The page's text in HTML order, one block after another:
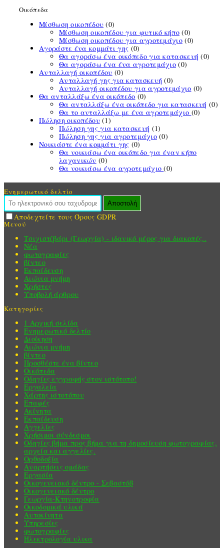
Οικόπεδα
Μίσθωση οικοπέδου (0)
Μίσθωση οικοπέδου για φυτικό κήπο (0)
Μίσθωση οικοπέδου για αγροτεμάχιο (0)
Αγοράστε ένα κομμάτι γης (0)
Θα αγοράσω ένα οικόπεδο για κατασκευή (0)
Θα αγοράσω ένα ένα αγροτεμάχιο (0)
Ανταλλαγή οικοπέδου (0)
Ανταλλαγή γης για κατασκευή (0)
Ανταλλαγή οικοπέδου για αγροτεμάχιο (0)
Θα ανταλλάξω ένα οικόπεδο (0)
Θα ανταλλάξω ένα οικόπεδο για κατασκευή (0)
Θα το ανταλλάξω με ένα αγροτεμάχιο (0)
Πώληση οικοπέδου (1)
Πώληση γης για κατασκευή (1)
Πώληση γης για αγροτεμάχιο (0)
Νοικιάστε ένα κομμάτι γης (0)
Θα νοικιάσω ένα οικόπεδο για έναν κήπο
λαχανικών (0)
Θα νοικιάσω ένα αγροτεμάχιο(0)
Ενημερωτικό δελτίο
Αποστολή
Αποδεχτείτε τους Όρους GDPR
Μενού
Τσιχιστζβάρι (Γεωργία) - ιδανικό μέρος για διακοπές..
Νέα
φωτογραφίες
βίντεο
Εκπαίδευση
Αιώνια μνήμη
Χρήστες
Υποβολή άρθρου
Κατηγορίες
1 Αρχική σελίδα
Ενημερωτικό δελτίο
Διοίκηση
Αιώνια μνήμη
βίντεο
Προσθέστε ένα βίντεο
Οικόπεδα
Οδηγίες εγγραφής στον ιστότοπο!
Εργαλεία
Χάρτης ιστοτόπου
Επαφές
Ακίνητα
Εκπαίδευση
Αγγελίες
Χρήσιμοι σύνδεσμοι
Οδηγίες βήμα προς βήμα για τη δημοσίευση φωτογραφίας,
αρχεία και αγγελίες.
Ορθοδοξία
Αναρτήσεις ομάδας
Εργασία
Οικογενειακό δέντρο - Σεβαστόβ
Οικογενειακό δέντρο
Γεωργία-Κτηνοτροφία
Οικοδομικά υλικά
Αυτοκίνητα
Υπηρεσίες
φωτογραφίες
Ηλεκτρολογία υλικα